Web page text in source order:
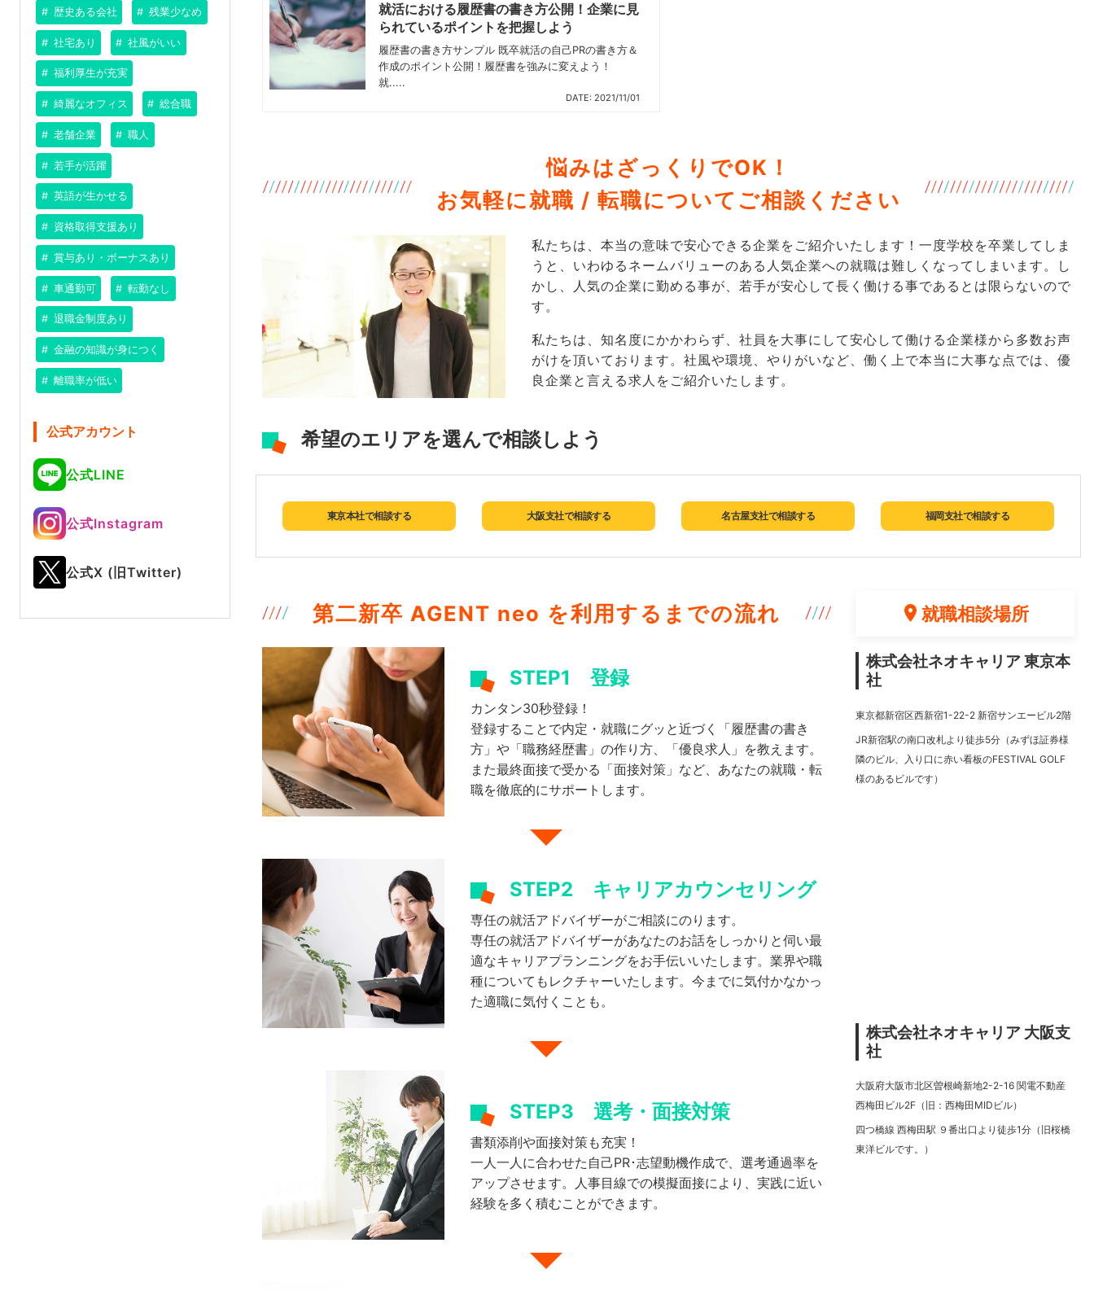
歴史ある会社 残業少なめ
社宅あり 社風がいい
福利厚生が充実
綺麗なオフィス 総合職
老舗企業 職人
若手が活躍
英語が生かせる
資格取得支援あり
賞与あり・ボーナスあり
車通勤可 転勤なし
退職金制度あり
金融の知識が身につく
離職率が低い
公式アカウント
公式LINE
公式Instagram
公式X (旧Twitter)
就活における履歴書の書き方公開！企業に見
られているポイントを把握しよう
履歴書の書き方サンプル 既卒就活の自己PRの書き方＆
作成のポイント公開！履歴書を強みに変えよう！
就.....
DATE: 2021/11/01
悩みはざっくりでOK！
お気軽に就職 / 転職についてご相談ください
私たちは、本当の意味で安心できる企業をご紹介いたします！一度学校を卒業してしま
うと、いわゆるネームバリューのある人気企業への就職は難しくなってしまいます。し
かし、人気の企業に勤める事が、若手が安心して長く働ける事であるとは限らないので
す。
私たちは、知名度にかかわらず、社員を大事にして安心して働ける企業様から多数お声
がけを頂いております。社風や環境、やりがいなど、働く上で本当に大事な点では、優
良企業と言える求人をご紹介いたします。
希望のエリアを選んで相談しよう
東京本社で相談する 大阪支社で相談する 名古屋支社で相談する 福岡支社で相談する
第二新卒 AGENT neo を利用するまでの流れ
STEP1 登録
カンタン30秒登録！
登録することで内定・就職にグッと近づく「履歴書の書き
方」や「職務経歴書」の作り方、「優良求人」を教えます。
また最終面接で受かる「面接対策」など、あなたの就職・転
職を徹底的にサポートします。
STEP2 キャリアカウンセリング
専任の就活アドバイザーがご相談にのります。
専任の就活アドバイザーがあなたのお話をしっかりと伺い最
適なキャリアプランニングをお手伝いいたします。業界や職
種についてもレクチャーいたします。今までに気付かなかっ
た適職に気付くことも。
STEP3 選考・面接対策
書類添削や面接対策も充実！
一人一人に合わせた自己PR･志望動機作成で、選考通過率を
アップさせます。人事目線での模擬面接により、実践に近い
経験を多く積むことができます。
就職相談場所
株式会社ネオキャリア 東京本
社
東京都新宿区西新宿1-22-2 新宿サンエービル2階
JR新宿駅の南口改札より徒歩5分（みずほ証券様
隣のビル、入り口に赤い看板のFESTIVAL GOLF
様のあるビルです）
株式会社ネオキャリア 大阪支
社
大阪府大阪市北区曽根崎新地2-2-16 関電不動産
西梅田ビル2F（旧：西梅田MIDビル）
四つ橋線 西梅田駅 ９番出口より徒歩1分（旧桜橋
東洋ビルです。）